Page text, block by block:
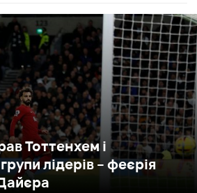
Тоттенхем і
лідерів – феєрія